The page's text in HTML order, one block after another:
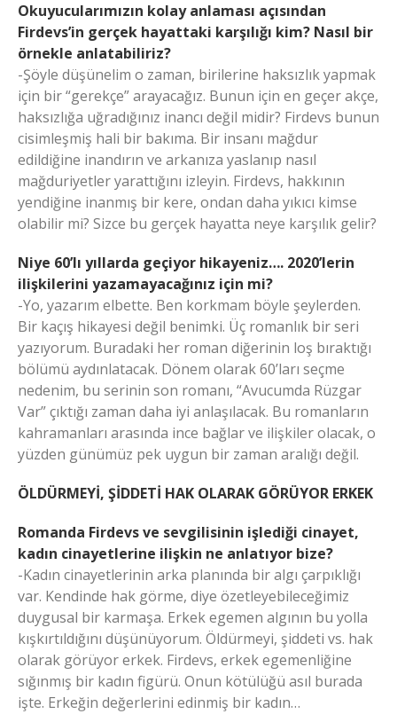
Okuyucularımızın kolay anlaması açısından
Firdevs’in gerçek hayattaki karşılığı kim? Nasıl bir
örnekle anlatabiliriz?
-Şöyle düşünelim o zaman, birilerine haksızlık yapmak
için bir “gerekçe” arayacağız. Bunun için en geçer akçe,
haksızlığa uğradığınız inancı değil midir? Firdevs bunun
cisimleşmiş hali bir bakıma. Bir insanı mağdur
edildiğine inandırın ve arkanıza yaslanıp nasıl
mağduriyetler yarattığını izleyin. Firdevs, hakkının
yendiğine inanmış bir kere, ondan daha yıkıcı kimse
olabilir mi? Sizce bu gerçek hayatta neye karşılık gelir?
Niye 60’lı yıllarda geçiyor hikayeniz…. 2020’lerin
ilişkilerini yazamayacağınız için mi?
-Yo, yazarım elbette. Ben korkmam böyle şeylerden.
Bir kaçış hikayesi değil benimki. Üç romanlık bir seri
yazıyorum. Buradaki her roman diğerinin loş bıraktığı
bölümü aydınlatacak. Dönem olarak 60’ları seçme
nedenim, bu serinin son romanı, “Avucumda Rüzgar
Var” çıktığı zaman daha iyi anlaşılacak. Bu romanların
kahramanları arasında ince bağlar ve ilişkiler olacak, o
yüzden günümüz pek uygun bir zaman aralığı değil.
ÖLDÜRMEYİ, ŞİDDETİ HAK OLARAK GÖRÜYOR ERKEK
Romanda Firdevs ve sevgilisinin işlediği cinayet,
kadın cinayetlerine ilişkin ne anlatıyor bize?
-Kadın cinayetlerinin arka planında bir algı çarpıklığı
var. Kendinde hak görme, diye özetleyebileceğimiz
duygusal bir karmaşa. Erkek egemen algının bu yolla
kışkırtıldığını düşünüyorum. Öldürmeyi, şiddeti vs. hak
olarak görüyor erkek. Firdevs, erkek egemenliğine
sığınmış bir kadın figürü. Onun kötülüğü asıl burada
işte. Erkeğin değerlerini edinmiş bir kadın…